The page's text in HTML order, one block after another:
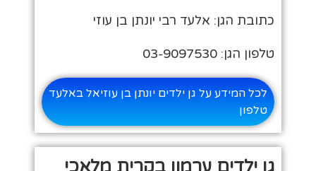
כתובת הגן: אלעד רבי יונתן בן עוזי
טלפון הגן: 03-9097530
לכל המידע על גן ילדים יונתן בן עוזיאל באלעד
טלפון
גן ילדים ערמון בקרית מלאכי